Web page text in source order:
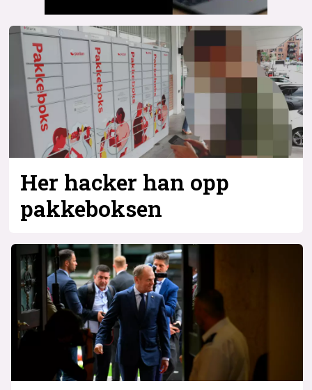
Her hacker han opp
pakke­­boksen
annonsepriser
annonseguide
suksesshistorier
Bli firmapartner